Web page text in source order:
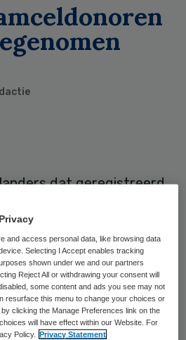
dat geregistreerd
opgelopen met 25.000
dat zijn er nog altijd te
het Nederlands
“Nog altijd
patiënt een passende
aldus de organisatie.
and access personal data, like browsing data
Selecting I Accept enables tracking
shown under we and our partners
Reject All or withdrawing your consent will
some content and ads you see may not
resurface this menu to change your choices or
clicking the Manage Preferences link on the
will have effect within our Website. For
Policy.
Privacy Statement